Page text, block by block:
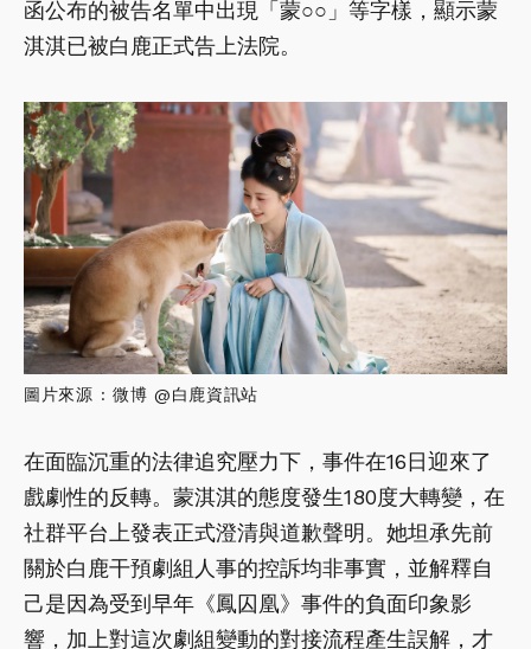
函公布的被告名單中出現「蒙○○」等字樣，顯示蒙
淇淇已被白鹿正式告上法院。
圖片來源 : 微博 @白鹿資訊站
在面臨沉重的法律追究壓力下，事件在16日迎來了
戲劇性的反轉。蒙淇淇的態度發生180度大轉變，在
社群平台上發表正式澄清與道歉聲明。她坦承先前
關於白鹿干預劇組人事的控訴均非事實，並解釋自
己是因為受到早年《鳳囚凰》事件的負面印象影
響，加上對這次劇組變動的對接流程產生誤解，才